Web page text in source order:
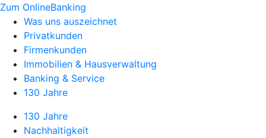
Zum OnlineBanking
Was uns auszeichnet
Privatkunden
Firmenkunden
Immobilien & Hausverwaltung
Banking & Service
130 Jahre
130 Jahre
Nachhaltigkeit